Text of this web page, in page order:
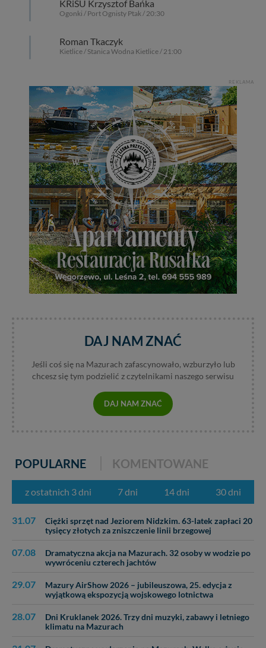
KRiSU Krzysztof Bańka
Ogonki / Port Ognisty Ptak / 20:30
Roman Tkaczyk
Kietlice / Stanica Wodna Kietlice / 21:00
REKLAMA
DAJ NAM ZNAĆ
Jeśli coś się na Mazurach zafascynowało, wzburzyło lub
chcesz się tym podzielić z czytelnikami naszego serwisu
DAJ NAM ZNAĆ
POPULARNE KOMENTOWANE
z ostatnich 3 dni 7 dni 14 dni 30 dni
31.07
Ciężki sprzęt nad Jeziorem Nidzkim. 63-latek zapłaci 20
tysięcy złotych za zniszczenie linii brzegowej
07.08
Dramatyczna akcja na Mazurach. 32 osoby w wodzie po
wywróceniu czterech jachtów
29.07
Mazury AirShow 2026 – jubileuszowa, 25. edycja z
wyjątkową ekspozycją wojskowego lotnictwa
28.07
Dni Kruklanek 2026. Trzy dni muzyki, zabawy i letniego
klimatu na Mazurach
Twoich danych innym podmiotom oraz osobom
danych z formularza kontaktowego, przekazanie danych
w przypadku rezerwacji usług typu: nocleg, czartery,
Administratorem Twoich danych jest: Agencja
Reklamowa Kreacja Monika Borkowska, z siedzibą ul.
Wiejska 17, 11-500 Giżycko. Możesz z nami
skontaktować się za pośrednictwem tejstrony.
W każdej chwili możesz: zażądać dostępu do swoich
danych, zażądać ich poprawienia lub usunięcia,
zabronić ich przetwarzania. Pamiętaj jednak, że nie
zawsze jest możliwe techniczne zrealizowanie Twoich
praw w odniesieniu do informacji zawartych w plikach
cookies. Twoja przeglądarka umożliwia Ci skasowanie
tych plików - w pewnych przypadkach nie możemy tego
zrobić za Ciebie.
Dziękujemy, i życzmy miłego odkrywania Mazur na
nowo...